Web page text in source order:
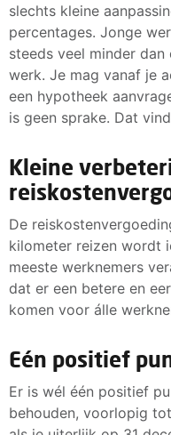
slechts kleine
percentages. Jonge
steeds veel minder
werk. Je mag vanaf je
een hypotheek
is geen sprake. Dat
Kleine
De
kilometer reizen wordt
meeste werknemers
dat er een betere en
komen voor álle
Eén positief
Er is wél één positief
behouden, voorlopig